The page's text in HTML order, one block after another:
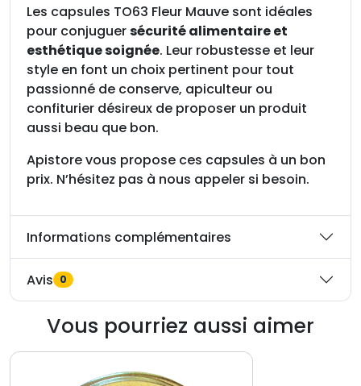
Les capsules TO63 Fleur Mauve sont idéales
pour conjuguersécurité alimentaire et
esthétique soignée. Leur robustesse et leur
style en font un choix pertinent pour tout
passionné de conserve, apiculteur ou
confiturier désireux de proposer un produit
aussi beau que bon.
Apistore vous propose ces capsules à un bon
prix. N’hésitez pas à nous appeler si besoin.
Informations complémentaires
Avis 0
Vous pourriez aussi aimer